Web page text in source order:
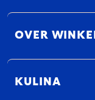
OVER
KULINA